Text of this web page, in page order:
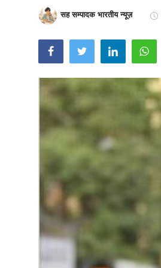
Technology
RSS-संघ
सह सम्पादक भारतीय न्यूज़